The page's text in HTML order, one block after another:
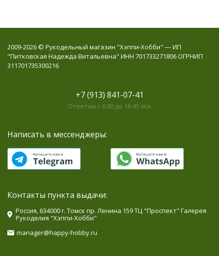
2009-2026 © Рукодельный магазин "Хэппи-Хобби" — ИП
"Питковская Надежда Витальевна" ИНН 701733271806 ОГРНИП
311701735300216
+7 (913) 841-07-41
Ответим с 6.00 до 16.45 мск
Написать в мессенджеры:
Контакты пункта выдачи:
Россия, 634000 г. Томск пр. Ленина 159 ТЦ "Проспект" Галерея
Рукоделия "Хэппи-Хобби"
manager@happy-hobby.ru